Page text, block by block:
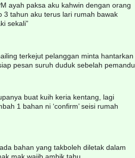
ayah paksa aku kahwin dengan orang
3 tahun aku terus lari rumah bawak
sekali”
terkejut pelanggan minta hantarkan
pesan suruh duduk sebelah pemandu
buat kuih keria kentang, lagi
1 bahan ni ‘confirm’ seisi rumah
bahan yang takboleh diletak dalam
mak wajib ambik tahu